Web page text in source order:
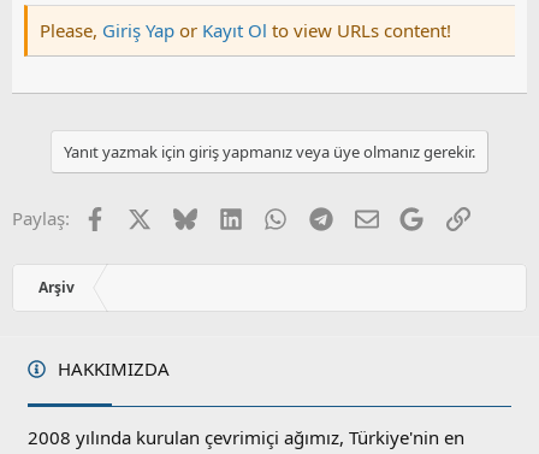
Please, Giriş Yap or Kayıt Ol to view URLs content!
Yanıt yazmak için giriş yapmanız veya üye olmanız gerekir.
Paylaş: Facebook BlueskyLinkedInWhatsApp
Telegram
E-postaGoogleLink
Arşiv
HAKKIMIZDA
2008 yılında kurulan çevrimiçi ağımız, Türkiye'nin en